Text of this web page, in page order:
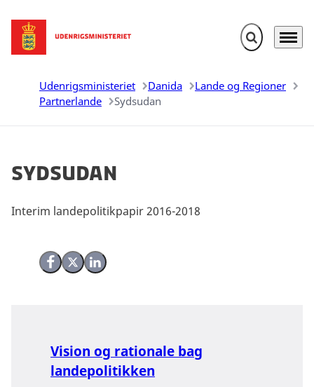
Gå til forsiden Fold søgefelt
Menu
Udenrigsministeriet Danida
Lande og Regioner
Partnerlande
Sydsudan
Sydsudan
Del på Facebook
Del på X (Twitter)
Del på LinkedIn
Interim landepolitikpapir 2016-2018
Vision og rationale bag
landepolitikken